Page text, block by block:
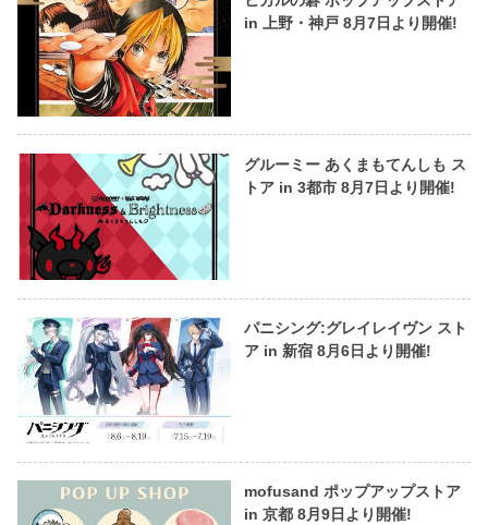
in 上野・神戸 8月7日より開催!
グルーミー あくまもてんしも ス
トア in 3都市 8月7日より開催!
パニシング:グレイレイヴン スト
ア in 新宿 8月6日より開催!
mofusand ポップアップストア
in 京都 8月9日より開催!